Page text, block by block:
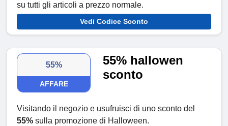
su tutti gli articoli a prezzo normale.
Vedi Codice Sconto
55%
AFFARE
55% hallowen
sconto
Visitando il negozio e usufruisci di uno sconto del
55% sulla promozione di Halloween.